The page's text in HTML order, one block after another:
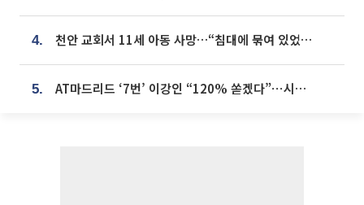
4. 천안 교회서 11세 아동 사망…“침대에 묶여 있었다” 진술 확보
5. AT마드리드 ‘7번’ 이강인 “120% 쏟겠다”⋯시메오네 감독 “필요한 선수”